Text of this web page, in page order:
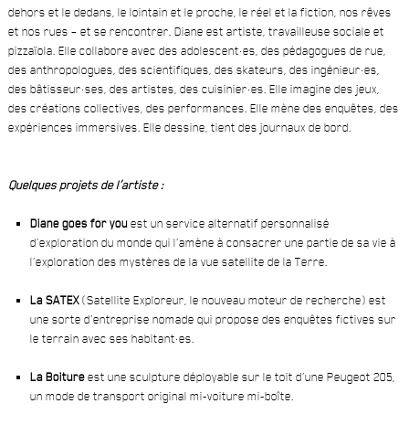
dehors et le dedans, le lointain et le proche, le réel et la fiction, nos rêves
et nos rues – et se rencontrer. Diane est artiste, travailleuse sociale et
pizzaïola. Elle collabore avec des adolescent·es, des pédagogues de rue,
des anthropologues, des scientifiques, des skateurs, des ingénieur·es,
des bâtisseur·ses, des artistes, des cuisinier·es. Elle imagine des jeux,
des créations collectives, des performances. Elle mène des enquêtes, des
expériences immersives. Elle dessine, tient des journaux de bord.
Quelques projets de l’artiste :
Diane goes for youest un service alternatif personnalisé
d’exploration du monde qui l’amène à consacrer une partie de sa vie à
l’exploration des mystères de la vue satellite de la Terre.
La SATEX(Satellite Exploreur, le nouveau moteur de recherche) est
une sorte d’entreprise nomade qui propose des enquêtes fictives sur
le terrain avec ses habitant·es.
La Boitureest une sculpture déployable sur le toit d’une Peugeot 205,
un mode de transport original mi-voiture mi-boîte.